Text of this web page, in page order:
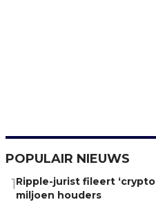
POPULAIR NIEUWS
1Ripple-jurist fileert
miljoen houders